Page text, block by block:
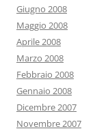
Giugno 2008
Maggio 2008
Aprile 2008
Marzo 2008
Febbraio 2008
Gennaio 2008
Dicembre 2007
Novembre 2007